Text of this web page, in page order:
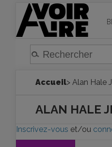
Accueil> Alan Hale
ALAN HALE
Inscrivez-vous et/ou